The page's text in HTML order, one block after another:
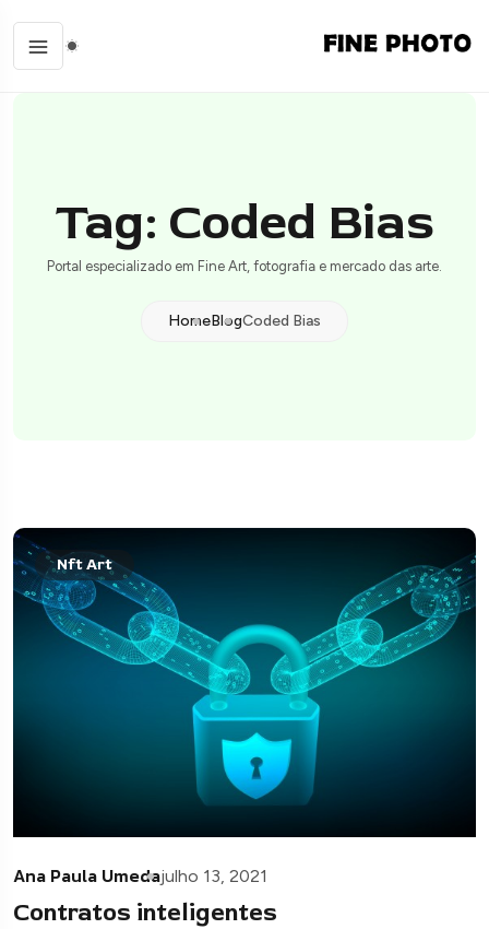
Tag: Coded Bias
Portal especializado em Fine Art, fotografia e mercado das arte.
HomeBlogCoded Bias
Nft Art
Ana Paula Umedajulho 13, 2021
Contratos inteligentes